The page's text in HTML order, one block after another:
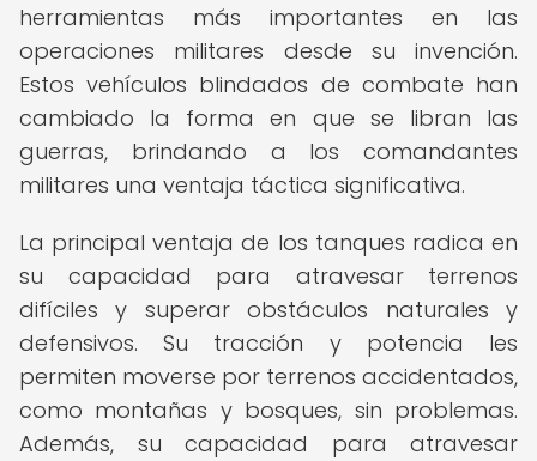
herramientas más importantes en las
operaciones militares desde su invención.
Estos vehículos blindados de combate han
cambiado la forma en que se libran las
guerras, brindando a los comandantes
militares una ventaja táctica significativa.
La principal ventaja de los tanques radica en
su capacidad para atravesar terrenos
difíciles y superar obstáculos naturales y
defensivos. Su tracción y potencia les
permiten moverse por terrenos accidentados,
como montañas y bosques, sin problemas.
Además, su capacidad para atravesar